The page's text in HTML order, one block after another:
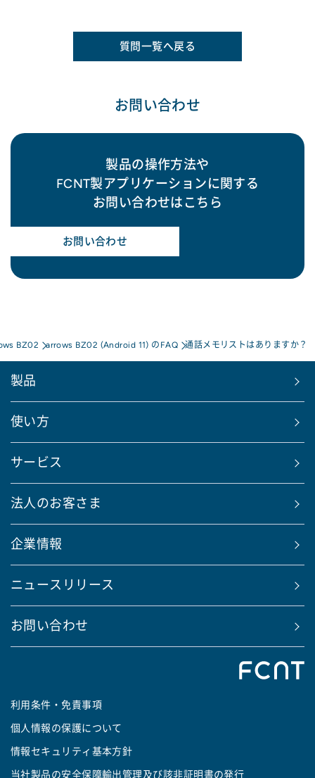
質問一覧へ戻る
お問い合わせ
製品の操作方法や
FCNT製アプリケーションに関する
お問い合わせはこちら
お問い合わせ
BZ02 arrows BZ02 (Android 11) のFAQ 通話メモリストはありますか？
製品
使い方
サービス
法人のお客さま
企業情報
ニュースリリース
お問い合わせ
利用条件・免責事項
個人情報の保護について
情報セキュリティ基本方針
当社製品の安全保障輸出管理及び該非証明書の発行